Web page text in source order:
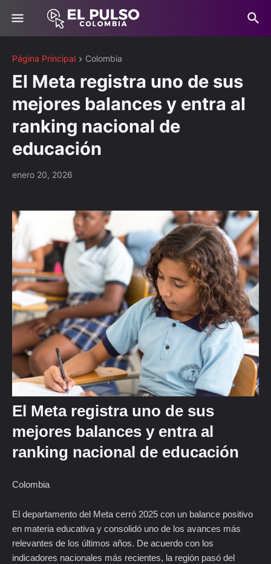
Página Principal Colombia
El Meta registra uno de sus
mejores balances y entra al
ranking nacional de
educación
enero 20, 2026
El Meta registra uno de sus
mejores balances y entra al
ranking nacional de educación
Colombia
El departamento del Meta cerró 2025 con un balance positivo
en materia educativa y consolidó uno de los avances más
relevantes de los últimos años. De acuerdo con los
indicadores nacionales más recientes, la región pasó del